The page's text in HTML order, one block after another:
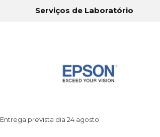
Serviços de Laboratório
Entrega prevista dia 24 agosto